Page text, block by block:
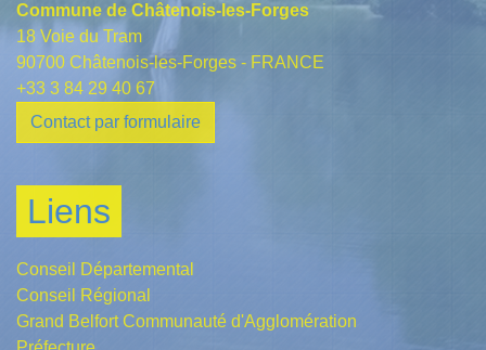
Commune de Châtenois-les-Forges
18 Voie du Tram
90700 Châtenois-les-Forges - FRANCE
+33 3 84 29 40 67
Contact par formulaire
Liens
Conseil Départemental
Conseil Régional
Grand Belfort Communauté d'Agglomération